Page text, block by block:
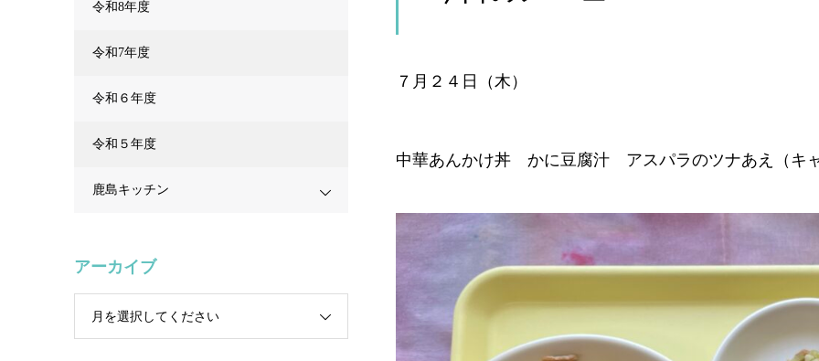
７月２４日（木）
中華あんかけ丼 かに豆腐汁 アスパラのツナあえ（キ
令和8年度
令和7年度
令和６年度
令和５年度
鹿島キッチン
アーカイブ
月を選択してください